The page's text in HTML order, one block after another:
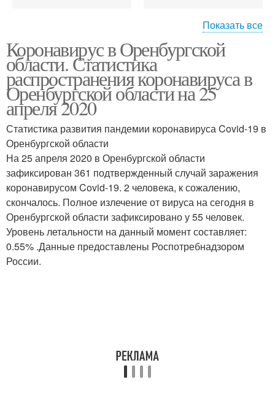
коронавируса
Показать все
Коронавирус в Оренбургской
области. Статистика
распространения коронавируса в
Оренбургской области на 25
апреля 2020
Статистика развития пандемии коронавируса Covid-19 в
Оренбургской области
На 25 апреля 2020 в Оренбургской области
зафиксирован 361 подтвержденный случай заражения
коронавирусом Covid-19. 2 человека, к сожалению,
скончалось. Полное излечение от вируса на сегодня в
Оренбургской области зафиксировано у 55 человек.
Уровень летальности на данный момент составляет:
0.55% .Данные предоставлены Роспотребнадзором
России.